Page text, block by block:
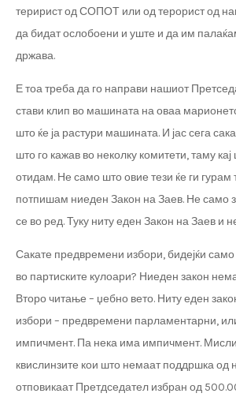
теририст од СОПОТ или од терорист од
да бидат ослобоени и уште и да им
држава.
Е тоа треба да го направи нашиот
стави клип во машината на оваа
што ќе ја растури машината. И јас сега
што го кажав во неколку комитети, таму кај
отидам. Не само што овие тези ќе ги гурам
потпишам ниеден Закон на Заев. Не само
се во ред. Туку ниту еден Закон на Заев и
Сакате предвремени избори, бидејќи само
во партиските кулоари? Ниеден закон
Второ читање – џебно вето. Ниту еден
избори – предвремени парламентарни,
импичмент. Па нека има импичмент.
квислинзите кои што немаат поддршка од
отповикаат Претдседател избран од